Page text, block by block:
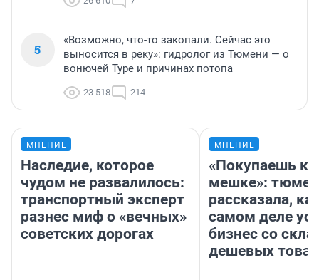
5
«Возможно, что-то закопали. Сейчас это
выносится в реку»: гидролог из Тюмени — о
вонючей Туре и причинах потопа
23 518 214
МНЕНИЕ
Наследие, которое
чудом не развалилось:
транспортный эксперт
разнес миф о «вечных»
советских дорогах
МНЕНИЕ
«Покупаешь
мешке»:
рассказала,
самом деле
бизнес со
дешевых